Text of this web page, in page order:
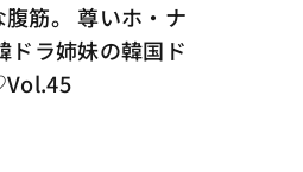
筋。 尊いホ・ナ
ドラ姉妹の韓国ド